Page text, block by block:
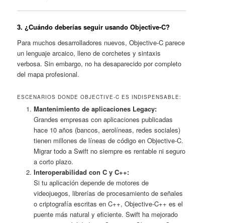
3. ¿Cuándo deberías seguir usando Objective-C?
Para muchos desarrolladores nuevos, Objective-C parece
un lenguaje arcaico, lleno de corchetes y sintaxis
verbosa. Sin embargo, no ha desaparecido por completo
del mapa profesional.
ESCENARIOS DONDE OBJECTIVE-C ES INDISPENSABLE:
Mantenimiento de aplicaciones Legacy:
Grandes empresas con aplicaciones publicadas
hace 10 años (bancos, aerolíneas, redes sociales)
tienen millones de líneas de código en Objective-C.
Migrar todo a Swift no siempre es rentable ni seguro
a corto plazo.
Interoperabilidad con C y C++:
Si tu aplicación depende de motores de
videojuegos, librerías de procesamiento de señales
o criptografía escritas en C++, Objective-C++ es el
puente más natural y eficiente. Swift ha mejorado